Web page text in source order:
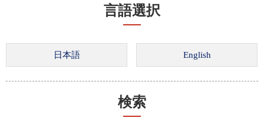
言語選択
検索